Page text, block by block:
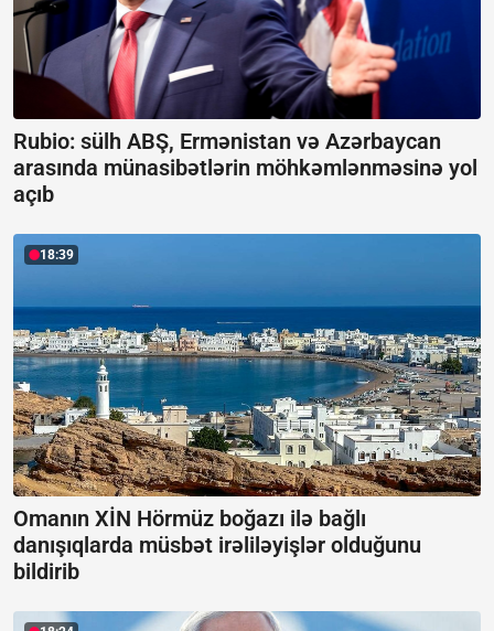
Rubio: sülh ABŞ, Ermənistan və Azərbaycan
arasında münasibətlərin möhkəmlənməsinə yol
açıb
18:39
Omanın XİN Hörmüz boğazı ilə bağlı
danışıqlarda müsbət irəliləyişlər olduğunu
bildirib